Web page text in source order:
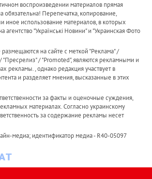
воспроизведении материалов прямая
обязательна! Перепечатка, копирование,
иное использование материалов, в которых
агентство "Українськi Новини" и "Украинская Фото
на сайте с меткой "Реклама" /
"Пресрелиз" / "Promoted", являются рекламными и
рекламы. , однако редакция участвует в
и разделяет мнения, высказанные в этих
за факты и оценочные суждения,
материалах. Согласно украинскому
за содержание рекламы несет
медиа; идентификатор медиа - R40-05097